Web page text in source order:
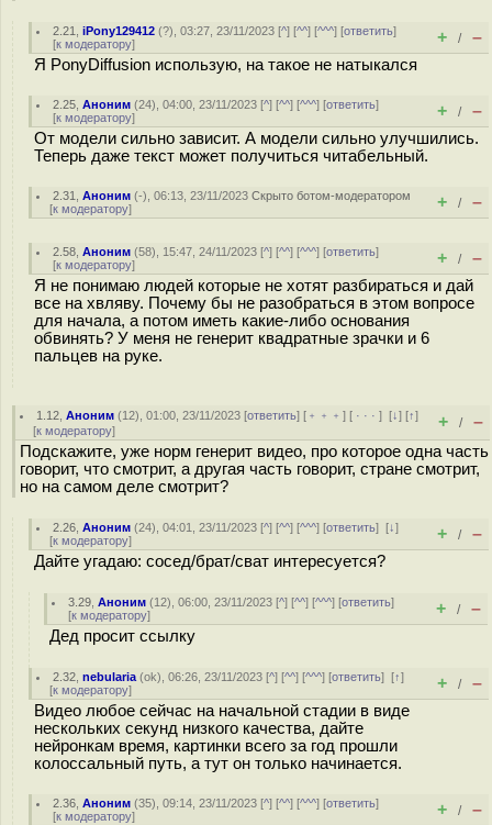
2.21 ,iPony129412 (?), 03:27, 23/11/2023 [^] [^^] [^^^] [ответить]
[к модератору] + / –
Я PonyDiffusion использую, на такое не натыкался
2.25 ,Аноним (24), 04:00, 23/11/2023 [^] [^^] [^^^] [ответить]
[к модератору] + / –
От модели сильно зависит. А модели сильно улучшились.
Теперь даже текст может получиться читабельный.
2.31 ,Аноним (-), 06:13, 23/11/2023Скрыто ботом-модератором
[к модератору] + / –
2.58 ,Аноним (58), 15:47, 24/11/2023 [^] [^^] [^^^] [ответить]
[к модератору] + / –
Я не понимаю людей которые не хотят разбираться и дай
все на хвляву. Почему бы не разобраться в этом вопросе
для начала, а потом иметь какие-либо основания
обвинять? У меня не генерит квадратные зрачки и 6
пальцев на руке.
1.12 ,Аноним (12), 01:00, 23/11/2023 [ответить] [ ﹢﹢﹢] [ · · ·][↓] [↑]
[к модератору] + / –
Подскажите, уже норм генерит видео, про которое одна часть
говорит, что смотрит, а другая часть говорит, стране смотрит,
но на самом деле смотрит?
2.26 ,Аноним (24), 04:01, 23/11/2023 [^] [^^] [^^^] [ответить][↓]
[к модератору] + / –
Дайте угадаю: сосед/брат/сват интересуется?
3.29 ,Аноним (12), 06:00, 23/11/2023 [^] [^^] [^^^] [ответить]
[к модератору] + / –
Дед просит ссылку
2.32 ,nebularia (ok), 06:26, 23/11/2023 [^] [^^] [^^^] [ответить][↑]
[к модератору] + / –
Видео любое сейчас на начальной стадии в виде
нескольких секунд низкого качества, дайте
нейронкам время, картинки всего за год прошли
колоссальный путь, а тут он только начинается.
2.36 ,Аноним (35), 09:14, 23/11/2023 [^] [^^] [^^^] [ответить]
[к модератору] + / –